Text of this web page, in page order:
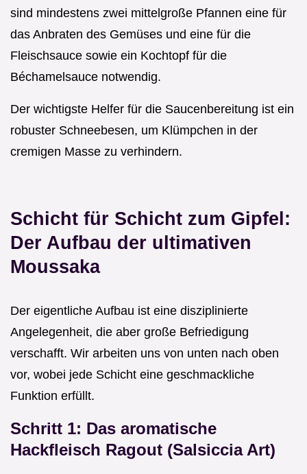
sind mindestens zwei mittelgroße Pfannen eine für
das Anbraten des Gemüses und eine für die
Fleischsauce sowie ein Kochtopf für die
Béchamelsauce notwendig.
Der wichtigste Helfer für die Saucenbereitung ist ein
robuster Schneebesen, um Klümpchen in der
cremigen Masse zu verhindern.
Schicht für Schicht zum Gipfel:
Der Aufbau der ultimativen
Moussaka
Der eigentliche Aufbau ist eine disziplinierte
Angelegenheit, die aber große Befriedigung
verschafft. Wir arbeiten uns von unten nach oben
vor, wobei jede Schicht eine geschmackliche
Funktion erfüllt.
Schritt 1: Das aromatische
Hackfleisch Ragout (Salsiccia Art)